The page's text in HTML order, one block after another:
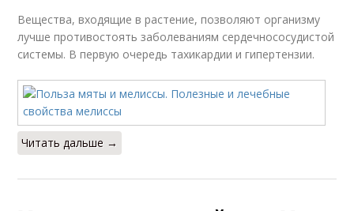
Вещества, входящие в растение, позволяют организму
лучше противостоять заболеваниям сердечнососудистой
системы. В первую очередь тахикардии и гипертензии.
Читать дальше →